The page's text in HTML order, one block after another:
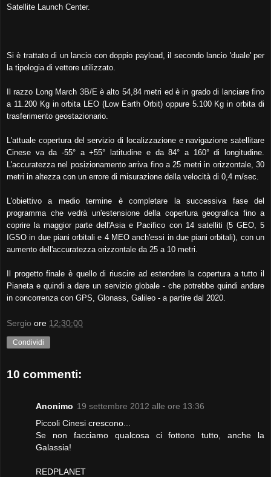
Satellite Launch Center.
Si è trattato di un lancio con doppio payload, il secondo lancio 'duale' per
la tipologia di vettore utilizzato.
Il razzo Long March 3B/E è alto 54,84 metri ed è in grado di lanciare fino
a 11.200 Kg in orbita LEO (Low Earth Orbit) oppure 5.100 Kg in orbita di
trasferimento geostazionario.
L'attuale copertura del servizio di localizzazione e navigazione satellitare
Cinese va da -55° a +55° latitudine e da 84° a 160° di longitudine.
L'accuratezza nel posizionamento arriva fino a 25 metri in orizzontale, 30
metri in altezza con un errore di misurazione della velocità di 0,4 m/sec.
L'obiettivo a medio termine è completare la successiva fase del
programma che vedrà un'estensione della copertura geografica fino a
coprire la maggior parte dell'Asia e Pacifico con 14 satelliti (5 GEO, 5
IGSO in due piani orbitali e 4 MEO anch'essi in due piani orbitali), con un
aumento dell'accuratezza orizzontale da 25 a 10 metri.
Il progetto finale è quello di riuscire ad estendere la copertura a tutto il
Pianeta e quindi a dare un servizio globale - che potrebbe quindi andare
in concorrenza con GPS, Glonass, Galileo - a partire dal 2020.
Sergio ore 12:30:00
Condividi
10 commenti:
Anonimo 19 settembre 2012 alle ore 13:36
Piccoli Cinesi crescono...
Se non facciamo qualcosa ci fottono tutto, anche la
Galassia!
REDPLANET